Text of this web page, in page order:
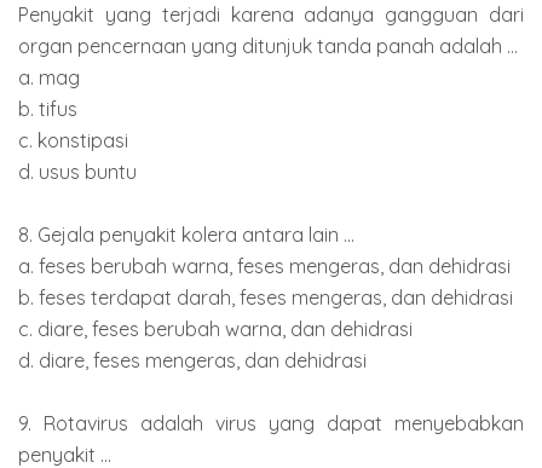
Penyakit yang terjadi karena adanya gangguan dari
organ pencernaan yang ditunjuk tanda panah adalah ...
a. mag
b. tifus
c. konstipasi
d. usus buntu
8. Gejala penyakit kolera antara lain ...
a. feses berubah warna, feses mengeras, dan dehidrasi
b. feses terdapat darah, feses mengeras, dan dehidrasi
c. diare, feses berubah warna, dan dehidrasi
d. diare, feses mengeras, dan dehidrasi
9. Rotavirus adalah virus yang dapat menyebabkan
penyakit ...